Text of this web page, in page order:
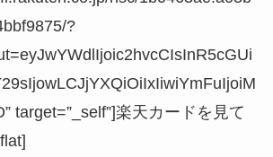
?
target=”_self”]楽天カードを見て